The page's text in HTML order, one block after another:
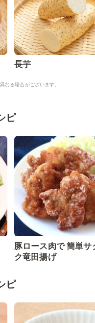
長芋
なる場合がございます。
ピ
豚ロース肉で 簡単サ
ク竜田揚げ
ピ